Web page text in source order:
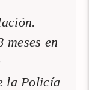
meses en
la Policía